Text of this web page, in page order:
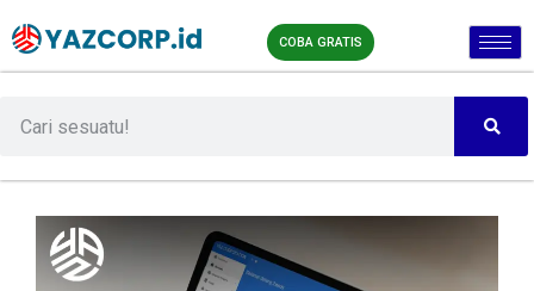
COBA GRATIS